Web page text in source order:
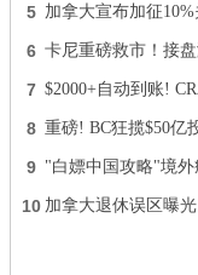
5 加拿大宣布加征
6 卡尼重磅救市！接
7 $2000+自动到账!
8 重磅! BC狂揽$50亿
9 "白嫖中国攻略"境
10 加拿大退休误区曝